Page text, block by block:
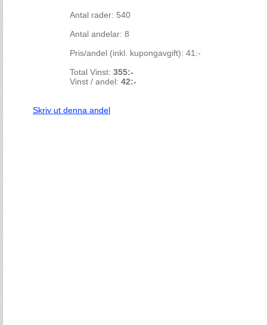
Antal rader: 540
Antal andelar: 8
Pris/andel (inkl. kupongavgift): 41:-
Total Vinst:355:-
Vinst / andel:42:-
Skriv ut denna andel